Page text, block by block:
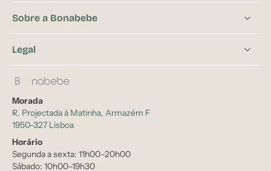
Sobre a Bonabebe
Legal
Morada
R. Projectada à Matinha, Armazém F
1950-327 Lisboa
Horário
Segunda a sexta: 11h00–20h00
Sábado: 10h00–19h30